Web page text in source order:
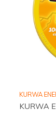
KURWA
KURWA